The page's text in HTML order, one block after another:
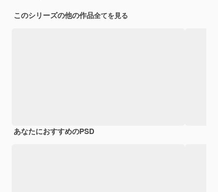
このシリーズの他の作品全てを見る
あなたにおすすめのPSD